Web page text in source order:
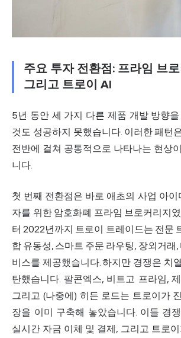
주요 투자 전환점: 프라임 브
그리고 트로이 AI
5년 동안 세 가지 다른 제품 개발 방향
것도 성공하지 못했습니다. 이러한 패턴
전반에 걸쳐 공통적으로 나타나는 현상
니다.
첫 번째 전환점은 바로 애초의 사업 아이
자를 위한 암호화폐 프라임 브로커리지
터 2022년까지 트로이 트레이드는 전문
합 유동성, 스마트 주문 라우팅, 장외거래,
비스를 제공했습니다. 하지만 경쟁은 치
탄했습니다. 팔콘엑스, 비트고 프라임,
그리고 (나중에) 히든 로드는 트로이가
장을 이미 구축해 놓았습니다. 이들 경
실시간 자금 이체 및 결제, 그리고 트로